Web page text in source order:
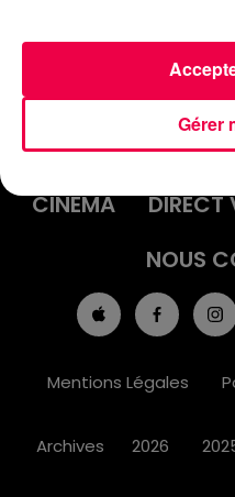
ACCUEIL
AGENDA
CINÉMA
DIRECT
NOUS
Mentions Légales
Archives 2026
Gérer